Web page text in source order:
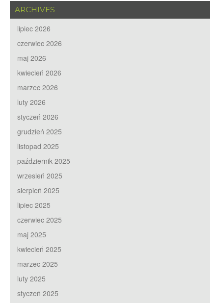
ARCHIVES
lipiec 2026
czerwiec 2026
maj 2026
kwiecień 2026
marzec 2026
luty 2026
styczeń 2026
grudzień 2025
listopad 2025
październik 2025
wrzesień 2025
sierpień 2025
lipiec 2025
czerwiec 2025
maj 2025
kwiecień 2025
marzec 2025
luty 2025
styczeń 2025